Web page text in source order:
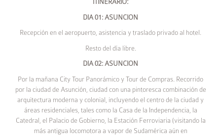
DIA 01: ASUNCION
Recepción en el aeropuerto, asistencia y traslado privado al hotel.
Resto del día libre.
DIA 02: ASUNCION
Por la mañana City Tour Panorámico y Tour de Compras. Recorrido
por la ciudad de Asunción, ciudad con una pintoresca combinación de
arquitectura moderna y colonial, incluyendo el centro de la ciudad y
áreas residenciales, tales como la Casa de la Independencia, la
Catedral, el Palacio de Gobierno, la Estación Ferroviaria (visitando la
más antigua locomotora a vapor de Sudamérica aún en